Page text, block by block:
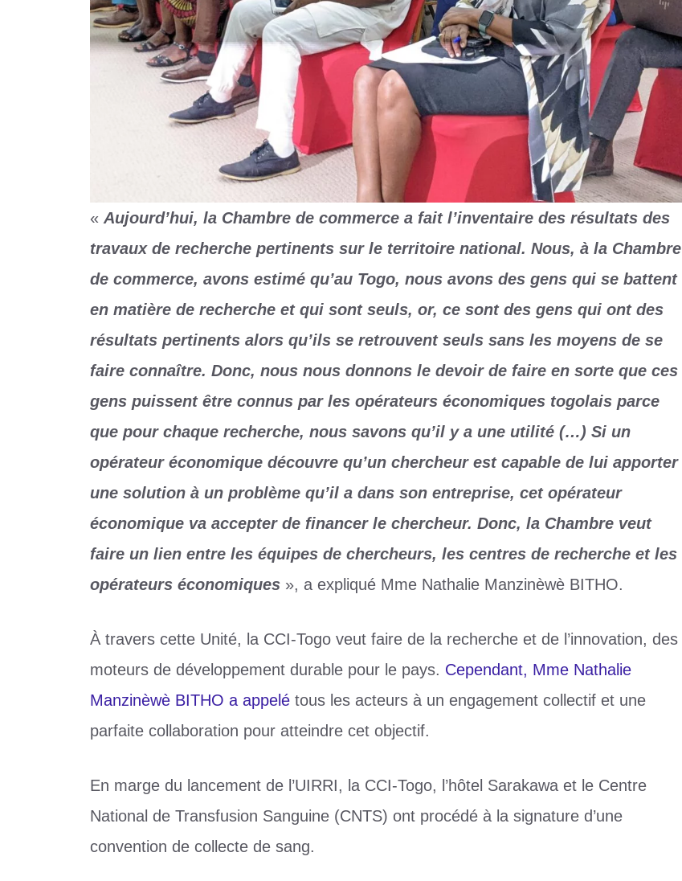
« Aujourd’hui, la Chambre de commerce a fait l’inventaire des résultats des
travaux de recherche pertinents sur le territoire national. Nous, à la Chambre
de commerce, avons estimé qu’au Togo, nous avons des gens qui se battent
en matière de recherche et qui sont seuls, or, ce sont des gens qui ont des
résultats pertinents alors qu’ils se retrouvent seuls sans les moyens de se
faire connaître. Donc, nous nous donnons le devoir de faire en sorte que ces
gens puissent être connus par les opérateurs économiques togolais parce
que pour chaque recherche, nous savons qu’il y a une utilité (…) Si un
opérateur économique découvre qu’un chercheur est capable de lui apporter
une solution à un problème qu’il a dans son entreprise, cet opérateur
économique va accepter de financer le chercheur. Donc, la Chambre veut
faire un lien entre les équipes de chercheurs, les centres de recherche et les
opérateurs économiques », a expliqué Mme Nathalie Manzinèwè BITHO.
À travers cette Unité, la CCI-Togo veut faire de la recherche et de l’innovation, des
moteurs de développement durable pour le pays. Cependant, Mme Nathalie
Manzinèwè BITHO a appelé tous les acteurs à un engagement collectif et une
parfaite collaboration pour atteindre cet objectif.
En marge du lancement de l’UIRRI, la CCI-Togo, l’hôtel Sarakawa et le Centre
National de Transfusion Sanguine (CNTS) ont procédé à la signature d’une
convention de collecte de sang.